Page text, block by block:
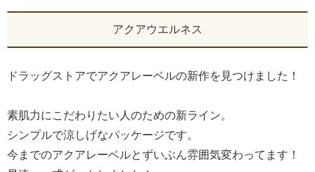
アクアウエルネス
ドラッグストアでアクアレーベルの新作を見つけました！
素肌力にこだわりたい人のための新ライン。
シンプルで涼しげなパッケージです。
今までのアクアレーベルとずいぶん雰囲気変わってます！